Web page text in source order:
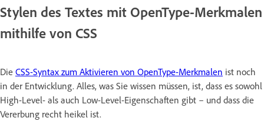
Stylen des Textes mit OpenType-Merkmalen
mithilfe von CSS
Die CSS-Syntax zum Aktivieren von OpenType-Merkmalen ist noch
in der Entwicklung. Alles, was Sie wissen müssen, ist, dass es sowohl
High-Level- als auch Low-Level-Eigenschaften gibt – und dass die
Vererbung recht heikel ist.